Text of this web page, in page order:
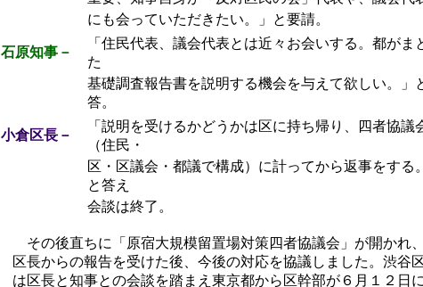
にも会っていただきたい。」と要請。
石原知事－
「住民代表、議会代表とは近々お会いする。都がま
た
基礎調査報告書を説明する機会を与えて欲しい。」
答。
小倉区長－
「説明を受けるかどうかは区に持ち帰り、四者協議
（住民・
区・区議会・都議で構成）に計ってから返事をする
と答え
会談は終了。
その後直ちに「原宿大規模留置場対策四者協議会」が開かれ、
区長からの報告を受けた後、今後の対応を協議しました。渋谷
は区長と知事との会談を踏まえ東京都から区幹部が６月１２日に